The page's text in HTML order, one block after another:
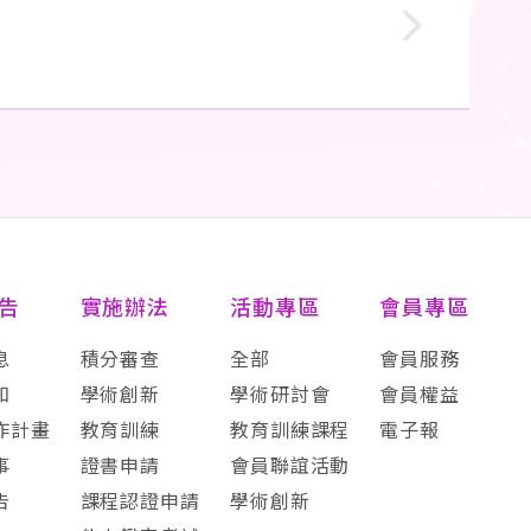
計畫
實施辦法
積分審查
學術創新
教育訓練
證書申請
課程認證申請
活動專區
全部
學術研討會
教育訓練課程
會員聯誼活動
學術創新
會員專區
會員服務
會員權益
電子報